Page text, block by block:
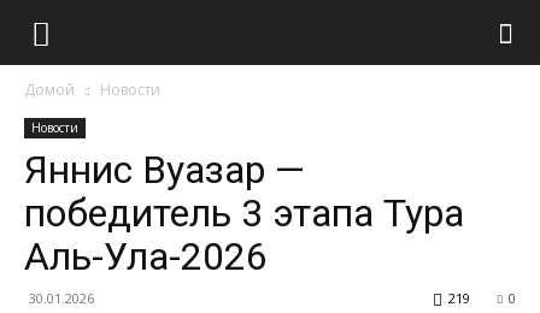
Домой Новости
Новости
Яннис Вуазар —
победитель 3 этапа Тура
Аль-Ула-2026
30.01.2026 0
219